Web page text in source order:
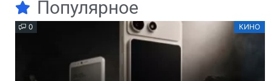
Популярное
0 КИНО